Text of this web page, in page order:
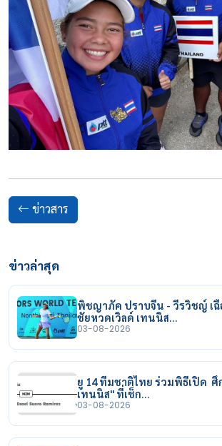
ข่าวสาร
ข่าวล่าสุด
พิชญาภัค ปราบจีน - วีรวิชญ์ เ
ชัยหวดเวิลด์ เทนนิส…
03-08-2026
ยู 14 ทีมชาติไทย ร่วมพิธีเปิด ศึ
เทนนิส" ที่เช็ก…
03-08-2026